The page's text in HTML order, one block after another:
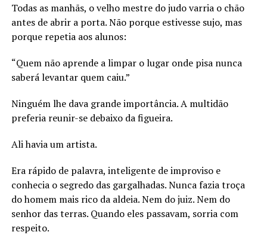
Todas as manhãs, o velho mestre do judo varria o chão
antes de abrir a porta. Não porque estivesse sujo, mas
porque repetia aos alunos:
“Quem não aprende a limpar o lugar onde pisa nunca
saberá levantar quem caiu.”
Ninguém lhe dava grande importância. A multidão
preferia reunir-se debaixo da figueira.
Ali havia um artista.
Era rápido de palavra, inteligente de improviso e
conhecia o segredo das gargalhadas. Nunca fazia troça
do homem mais rico da aldeia. Nem do juiz. Nem do
senhor das terras. Quando eles passavam, sorria com
respeito.